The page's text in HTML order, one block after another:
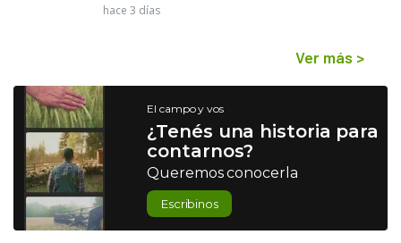
hace 3 días
Ver más >
El campo y vos
¿Tenés una historia para
contarnos?
Queremos conocerla
Escribinos